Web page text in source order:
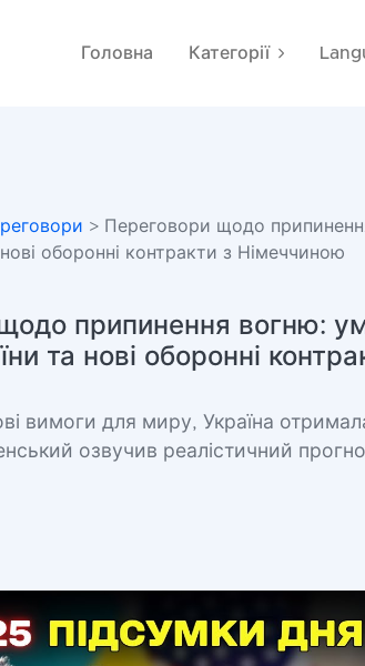
Головна Категорії
> Переговори щодо
оборонні контракти з Німеччиною
припинення вогню:
та нові оборонні
вимоги для миру, Україна
озвучив реалістичний